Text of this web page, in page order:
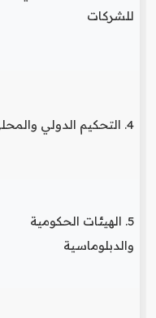
للشركات
4. التحكيم الدولي والمحلي
5. الهيئات الحكومية
والدبلوماسية